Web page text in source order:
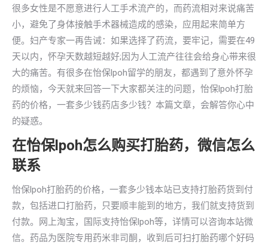
很多女性是不愿意进行人工手术流产的，而药流相对来说痛苦
小，避免了身体接触手术器械造成的感染，应用起来简单方
便。妇产专家一再告诫：如果选择了药流，要牢记，需要在49
天以内，怀孕天数越短越好;因为人工流产往往会给身心带来很
大的痛苦。有很多在怡保lpoh留学的朋友，都遇到了意外怀孕
的烦恼，今天就来回答一下大家都关注的问题，怡保lpoh打胎
药的价格，一套多少钱药店多少钱？本篇文章，会解答你心中
的疑惑。
在怡保lpoh怎么购买打胎药，微信怎么
联系
怡保lpoh打胎药的价格，一套多少钱本站已支持打胎药货到付
款，包括进口打胎药，只要顺丰能到的地方，我们就支持货到
付款。网上淘宝，国际支持怡保lpoh等，详情可以咨询本站微
信。药品为医院专用药米非司酮，收到后可扫打胎药哪个好码